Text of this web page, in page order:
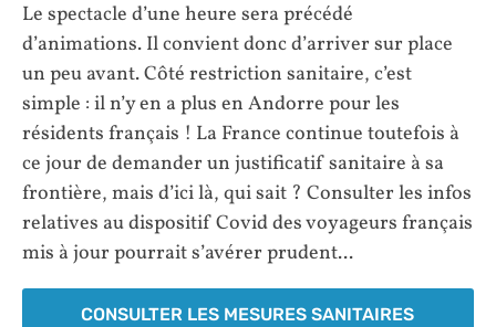
Le spectacle d’une heure sera précédé
d’animations. Il convient donc d’arriver sur place
un peu avant. Côté restriction sanitaire, c’est
simple : il n’y en a plus en Andorre pour les
résidents français ! La France continue toutefois à
ce jour de demander un justificatif sanitaire à sa
frontière, mais d’ici là, qui sait ? Consulter les infos
relatives au dispositif Covid des voyageurs français
mis à jour pourrait s’avérer prudent...
CONSULTER LES MESURES SANITAIRES